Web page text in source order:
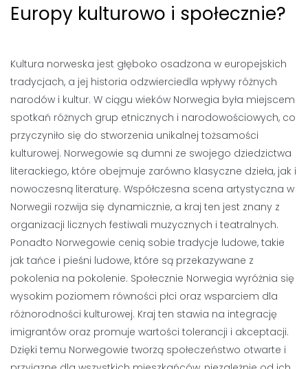
Europy kulturowo i społecznie?
Kultura norweska jest głęboko osadzona w europejskich
tradycjach, a jej historia odzwierciedla wpływy różnych
narodów i kultur. W ciągu wieków Norwegia była miejscem
spotkań różnych grup etnicznych i narodowościowych, co
przyczyniło się do stworzenia unikalnej tożsamości
kulturowej. Norwegowie są dumni ze swojego dziedzictwa
literackiego, które obejmuje zarówno klasyczne dzieła, jak i
nowoczesną literaturę. Współczesna scena artystyczna w
Norwegii rozwija się dynamicznie, a kraj ten jest znany z
organizacji licznych festiwali muzycznych i teatralnych.
Ponadto Norwegowie cenią sobie tradycje ludowe, takie
jak tańce i pieśni ludowe, które są przekazywane z
pokolenia na pokolenie. Społecznie Norwegia wyróżnia się
wysokim poziomem równości płci oraz wsparciem dla
różnorodności kulturowej. Kraj ten stawia na integrację
imigrantów oraz promuje wartości tolerancji i akceptacji.
Dzięki temu Norwegowie tworzą społeczeństwo otwarte i